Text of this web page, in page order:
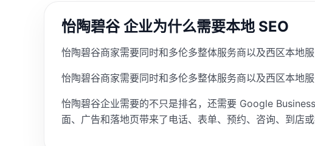
怡陶碧谷 企业为什么需要本地 SEO
怡陶碧谷商家需要同时和多伦多整体服务商以及西区本地
怡陶碧谷商家需要同时和多伦多整体服务商以及西区本地
怡陶碧谷企业需要的不只是排名，还需要 Google
面、广告和落地页带来了电话、表单、预约、咨询、到店或